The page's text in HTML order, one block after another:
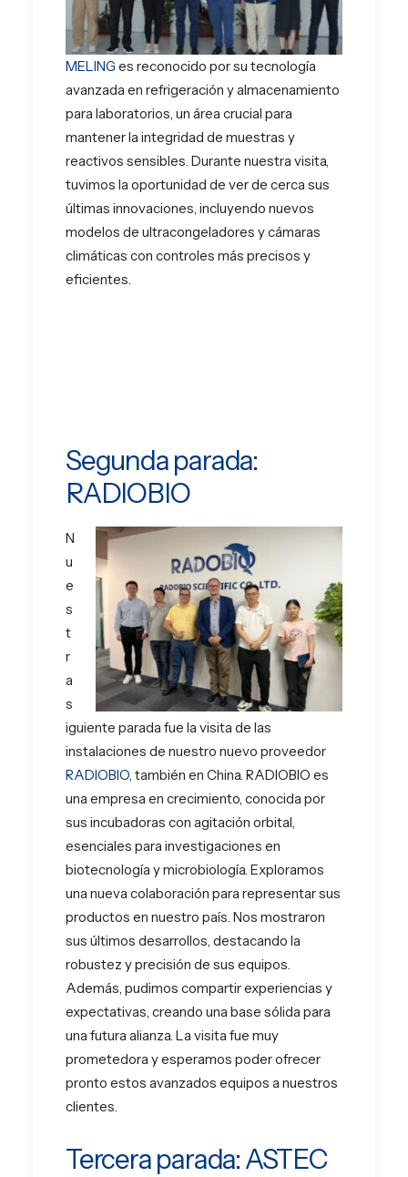
MELING es reconocido por su tecnología
avanzada en refrigeración y almacenamiento
para laboratorios, un área crucial para
mantener la integridad de muestras y
reactivos sensibles. Durante nuestra visita,
tuvimos la oportunidad de ver de cerca sus
últimas innovaciones, incluyendo nuevos
modelos de ultracongeladores y cámaras
climáticas con controles más precisos y
eficientes.
Segunda parada:
RADIOBIO
N
u
e
s
t
r
a
s
iguiente parada fue la visita de las
instalaciones de nuestro nuevo proveedor
RADIOBIO , también en China. RADIOBIO es
una empresa en crecimiento, conocida por
sus incubadoras con agitación orbital,
esenciales para investigaciones en
biotecnología y microbiología. Exploramos
una nueva colaboración para representar sus
productos en nuestro país. Nos mostraron
sus últimos desarrollos, destacando la
robustez y precisión de sus equipos.
Además, pudimos compartir experiencias y
expectativas, creando una base sólida para
una futura alianza. La visita fue muy
prometedora y esperamos poder ofrecer
pronto estos avanzados equipos a nuestros
clientes.
Tercera parada: ASTEC